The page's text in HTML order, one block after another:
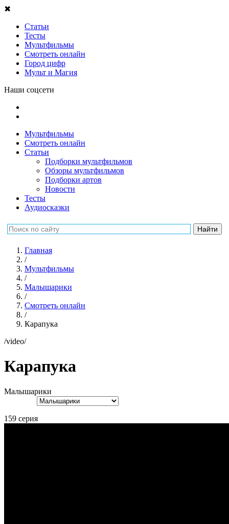
✖
Статьи
Тесты
Мультфильмы
Смотреть онлайн
Город цифр
Мульт и Магия
Наши соцсети
Мультфильмы
Смотреть онлайн
Статьи
Подборки мультфильмов
Обзоры мультфильмов
Подборки артов
Новости
Тесты
Аудиосказки
Главная
/
Мультфильмы
/
Малышарики
/
Смотреть онлайн
/
Карапука
/video/
Карапука
Малышарики
159 серия